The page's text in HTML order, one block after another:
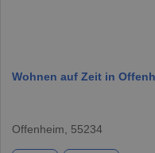
Wohnen auf Zeit in
Offenheim, 55234